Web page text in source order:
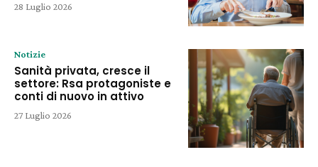
28 Luglio 2026
Notizie
Sanità privata, cresce il
settore: Rsa protagoniste e
conti di nuovo in attivo
27 Luglio 2026